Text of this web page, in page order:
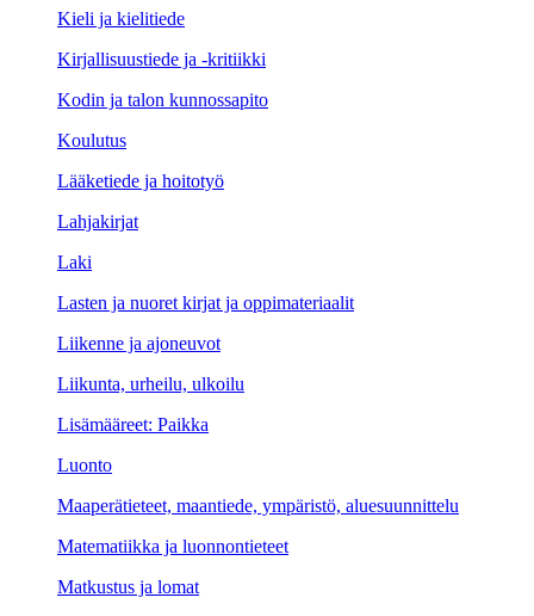
Kieli ja kielitiede
Kirjallisuustiede ja -kritiikki
Kodin ja talon kunnossapito
Koulutus
Lääketiede ja hoitotyö
Lahjakirjat
Laki
Lasten ja nuoret kirjat ja oppimateriaalit
Liikenne ja ajoneuvot
Liikunta, urheilu, ulkoilu
Lisämääreet: Paikka
Luonto
Maaperätieteet, maantiede, ympäristö, aluesuunnittelu
Matematiikka ja luonnontieteet
Matkustus ja lomat